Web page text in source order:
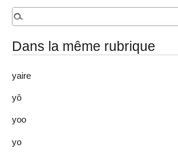
Dans la même rubrique
yaire
yô
yoo
yo